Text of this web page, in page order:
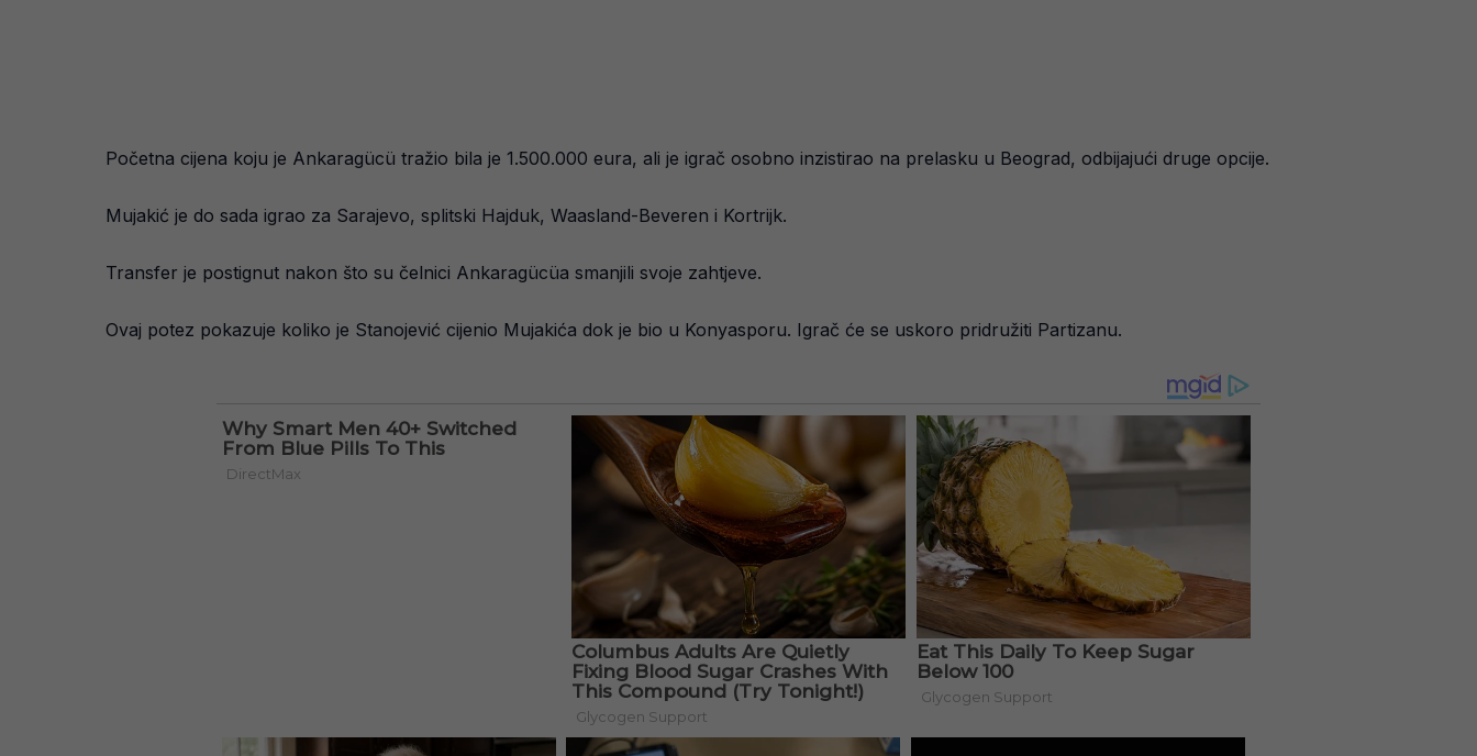
Početna cijena koju je Ankaragücü tražio bila je 1.500.000 eura, ali je igrač osobno inzistirao na prelasku u Beograd, odbijajući druge opcije.
Mujakić je do sada igrao za Sarajevo, splitski Hajduk, Waasland-Beveren i Kortrijk.
Transfer je postignut nakon što su čelnici Ankaragücüa smanjili svoje zahtjeve.
Ovaj potez pokazuje koliko je Stanojević cijenio Mujakića dok je bio u Konyasporu. Igrač će se uskoro pridružiti Partizanu.